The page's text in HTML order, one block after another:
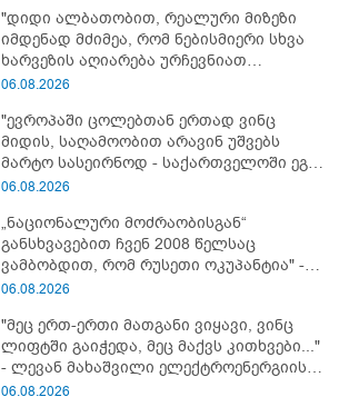
"დიდი ალბათობით, რეალური მიზეზი
იმდენად მძიმეა, რომ ნებისმიერი სხვა
ხარვეზის აღიარება ურჩევნიათ
ნამდვილი მიზეზის გამოაშკარავებას" -
გათიშვაზე
06.08.2026
"ევროპაში ცოლებთან ერთად ვინც
მიდის, საღამოობით არავინ უშვებს
მარტო სასეირნოდ - საქართველოში ეგ
პრობლემა არ არის!" - ლევან
06.08.2026
„ნაციონალური მოძრაობისგან“
განსხვავებით ჩვენ 2008 წელსაც
ვამბობდით, რომ რუსეთი ოკუპანტია" -
ნინო წილოსანი
06.08.2026
"მეც ერთ-ერთი მათგანი ვიყავი, ვინც
ლიფტში გაიჭედა, მეც მაქვს კითხვები..."
- ლევან მახაშვილი ელექტროენერგიის
მასშტაბურ გათიშვაზე
06.08.2026